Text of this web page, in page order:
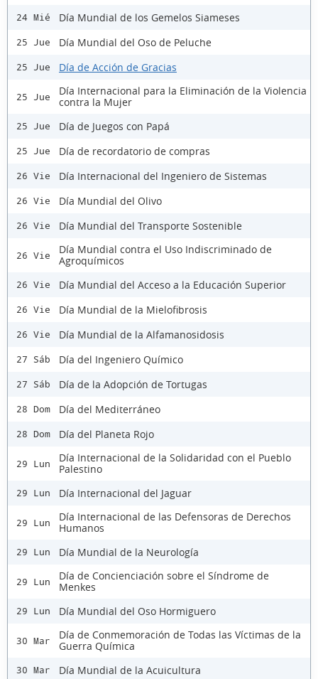
24 Mié Día Mundial de los Gemelos Siameses
25 Jue Día Mundial del Oso de Peluche
25 Jue Día de Acción de Gracias
25 Jue
Día Internacional para la Eliminación de la Violencia
contra la Mujer
25 Jue Día de Juegos con Papá
25 Jue Día de recordatorio de compras
26 Vie Día Internacional del Ingeniero de Sistemas
26 Vie Día Mundial del Olivo
26 Vie Día Mundial del Transporte Sostenible
26 Vie
Día Mundial contra el Uso Indiscriminado de
Agroquímicos
26 Vie Día Mundial del Acceso a la Educación Superior
26 Vie Día Mundial de la Mielofibrosis
26 Vie Día Mundial de la Alfamanosidosis
27 Sáb Día del Ingeniero Químico
27 Sáb Día de la Adopción de Tortugas
28 Dom Día del Mediterráneo
28 Dom Día del Planeta Rojo
29 Lun
Día Internacional de la Solidaridad con el Pueblo
Palestino
29 Lun Día Internacional del Jaguar
29 Lun
Día Internacional de las Defensoras de Derechos
Humanos
29 Lun Día Mundial de la Neurología
29 Lun
Día de Concienciación sobre el Síndrome de
Menkes
29 Lun Día Mundial del Oso Hormiguero
30 Mar
Día de Conmemoración de Todas las Víctimas de la
Guerra Química
30 Mar Día Mundial de la Acuicultura